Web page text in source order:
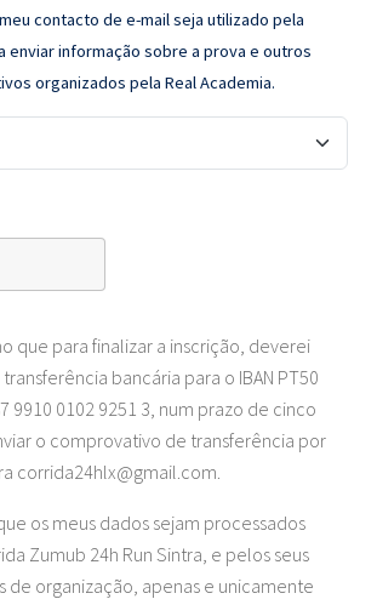
contacto de e-mail seja utilizado pela
enviar informação sobre a prova e outros
organizados pela Real Academia.
que para finalizar a inscrição, deverei
bancária para o IBAN PT50
9910 0102 9251 3, num prazo de cinco
o comprovativo de transferência por
corrida24hlx@gmail.com.
os meus dados sejam processados
Zumub 24h Run Sintra, e pelos seus
de organização, apenas e unicamente